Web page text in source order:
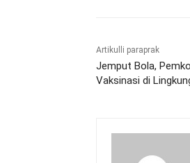
Artikulli paraprak
Jemput Bola,
Vaksinasi di